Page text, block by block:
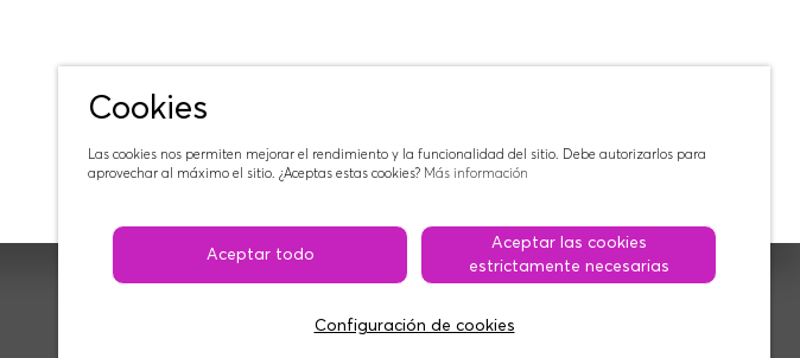
Cookies
Las cookies nos permiten mejorar el rendimiento y la funcionalidad del sitio. Debe autorizarlos para
aprovechar al máximo el sitio. ¿Aceptas estas cookies? Más información
Aceptar todo
Aceptar las cookies
estrictamente necesarias
Configuración de cookies